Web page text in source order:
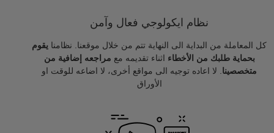
نظام ايكولوجي فعال وآمن
كل المعاملة من البداية الى النهاية تتم من خلال موقعنا. نظامنا يقوم
بحماية طلبك من الأخطاء اثناء تقديمه مع مراجعه إضافية من
متخصصينا . لا اعاده توجيه الى مواقع أخرى، لا اضاعه للوقت او
الأوراق